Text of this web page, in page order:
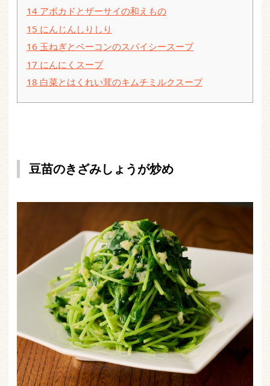
14 アボカドとザーサイの和えもの
15 にんじんしりしり
16 玉ねぎとベーコンのスパイシースープ
17 にんにくスープ
18 白菜とはくれい茸のキムチミルクスープ
豆苗のきざみしょうが炒め